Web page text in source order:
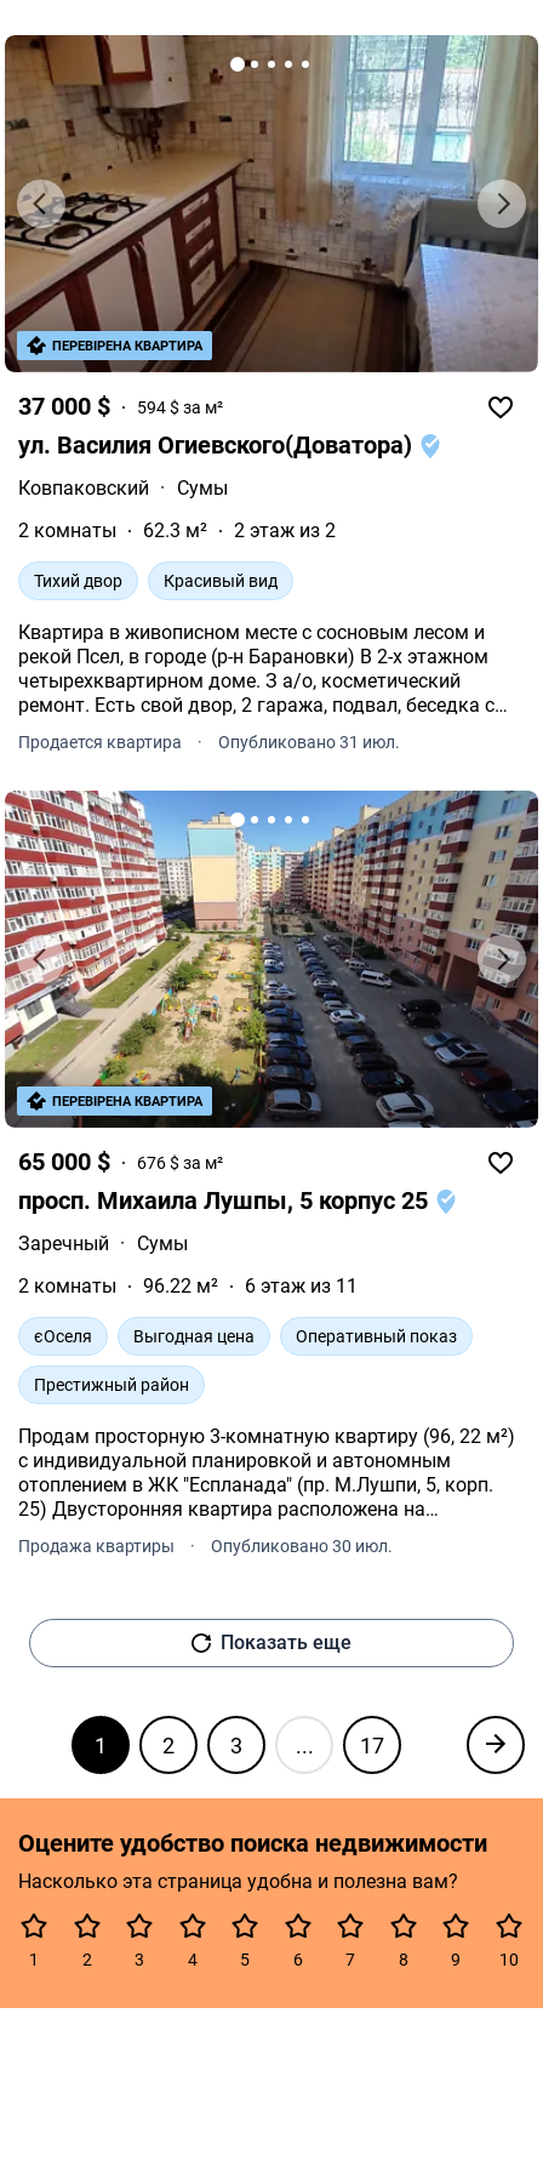
37 000 $ 594 $ за м²
ул. Василия Огиевского(Доватора)
Ковпаковский ·
Сумы
2 комнаты
62.3 м² 2 этаж из 2
Тихий двор Красивый вид
Квартира в живописном месте с сосновым лесом и
рекой Псел, в городе (р-н Барановки) В 2-х этажном
четырехквартирном доме. З а/о, косметический
ремонт. Есть свой двор, 2 гаража, подвал, беседка с
мангальной зоной, сад с фруктовыми деревьями и
кустами. До остановки 7 мин.
Продается квартира · Опубликовано 31 июл.
ПЕРЕВІРЕНА КВАРТИРА
65 000 $ 676 $ за м²
просп. Михаила Лушпы, 5 корпус 25
Заречный ·
Сумы
2 комнаты
96.22 м² 6 этаж из 11
єОселя Выгодная цена Оперативный показ
Престижный район
Продам просторную 3-комнатную квартиру (96, 22 м²)
с индивидуальной планировкой и автономным
отоплением в ЖК "Еспланада" (пр. М.Лушпи, 5, корп.
25) Двусторонняя квартира расположена на
комфортном 6-м этаже 11-этажного дома и имеет
общую площадь 96, 22 м².
Продажа квартиры · Опубликовано 30 июл.
ПЕРЕВІРЕНА КВАРТИРА
Показать еще
1 2 3 ... 17
Оцените удобство поиска недвижимости
Насколько эта страница удобна и полезна вам?